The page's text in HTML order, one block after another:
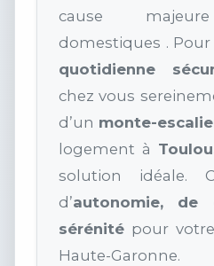
cause
domestiques .
quotidienne
chez vous
d’un monte-
logement à
solution idéale.
d’autonomie,
sérénité pour
Haute-Garonne.